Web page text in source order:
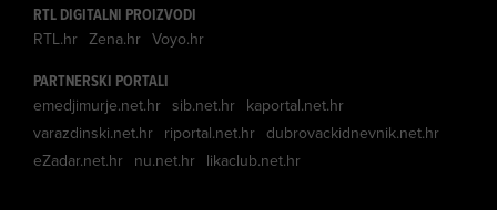
RTL DIGITALNI PROIZVODI
RTL.hr Zena.hr Voyo.hr
PARTNERSKI PORTALI
emedjimurje.net.hr sib.net.hr kaportal.net.hr
varazdinski.net.hr riportal.net.hr dubrovackidnevnik.net.hr
eZadar.net.hr nu.net.hr likaclub.net.hr